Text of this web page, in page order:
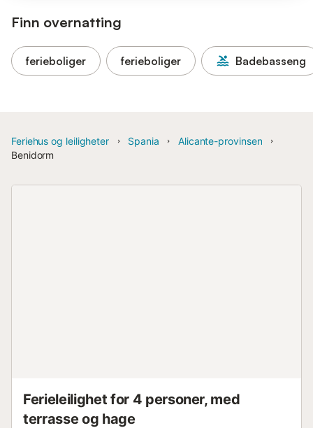
Finn overnatting
ferieboliger ferieboliger Badebasseng
Feriehus og leiligheter Spania
Alicante-provinsen
Benidorm
Ferieleilighet for 4 personer, med
terrasse og hage